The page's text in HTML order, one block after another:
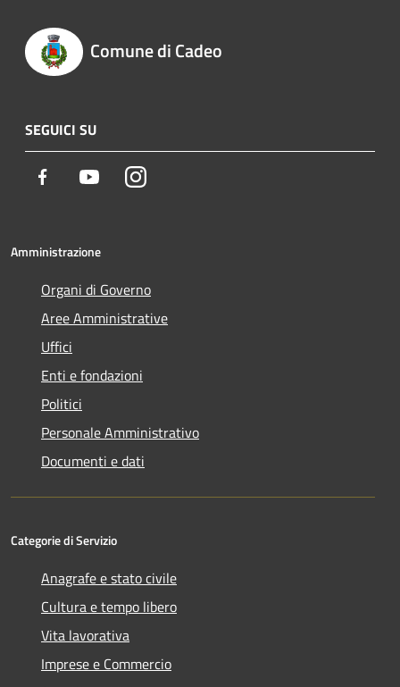
Comune di Cadeo
SEGUICI SU
Facebook YoutubeInstagram
Amministrazione
Organi di Governo
Aree Amministrative
Uffici
Enti e fondazioni
Politici
Personale Amministrativo
Documenti e dati
Categorie di Servizio
Anagrafe e stato civile
Cultura e tempo libero
Vita lavorativa
Imprese e Commercio